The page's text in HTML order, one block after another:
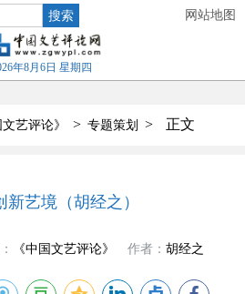
搜索 网站地图
年8月6日 星期四
文艺评论》 > 专题策划 > 正文
新艺境（胡经之）
《中国文艺评论》 作者： 胡经之